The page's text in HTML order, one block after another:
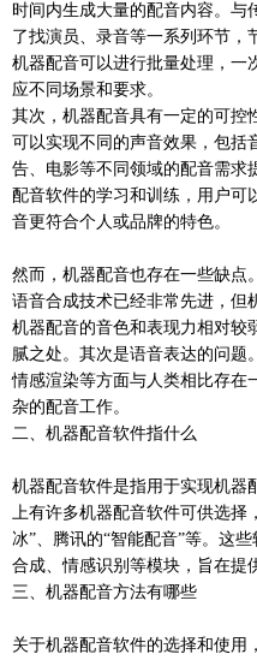
时间内生成大量的配音内容。与
了找演员、录音等一系列环节，
机器配音可以进行批量处理，一
应不同场景和要求。
其次，机器配音具有一定的可控
可以实现不同的声音效果，包括
告、电影等不同领域的配音需求
配音软件的学习和训练，用户可
音更符合个人或品牌的特色。
然而，机器配音也存在一些缺点
语音合成技术已经非常先进，但
机器配音的音色和表现力相对较
腻之处。其次是语音表达的问题
情感渲染等方面与人类相比存在
杂的配音工作。
二、机器配音软件指什么
机器配音软件是指用于实现机器
上有许多机器配音软件可供选择
冰”、腾讯的“智能配音”等。这
合成、情感识别等模块，旨在提
三、机器配音方法有哪些
关于机器配音软件的选择和使用